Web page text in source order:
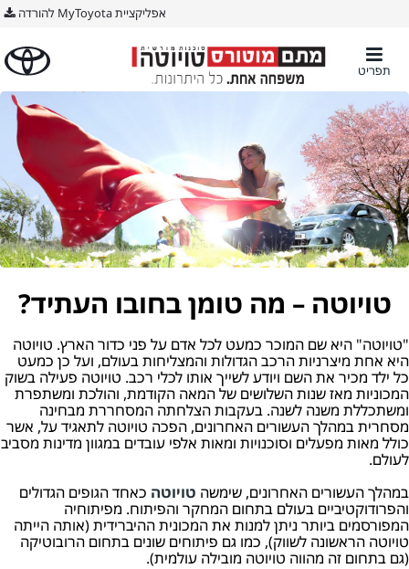
אפליקציית MyToyota להורדה
תפריט
טויוטה – מה טומן בחובו העתיד?
"טויוטה" היא שם המוכר כמעט לכל אדם על פני כדור הארץ. טויוטה
היא אחת מיצרניות הרכב הגדולות והמצליחות בעולם, ועל כן כמעט
כל ילד מכיר את השם ויודע לשייך אותו לכלי רכב. טויוטה פעילה בשוק
המכוניות מאז שנות השלושים של המאה הקודמת, והולכת ומשתפרת
ומשתכללת משנה לשנה. בעקבות הצלחתה המסחררת מבחינה
מסחרית במהלך העשורים האחרונים, הפכה טויוטה לתאגיד על, אשר
כולל מאות מפעלים וסוכנויות ומאות אלפי עובדים במגוון מדינות מסביב
לעולם.
במהלך העשורים האחרונים, שימשה טויוטה כאחד הגופים הגדולים
והפרודוקטיביים בעולם בתחום המחקר והפיתוח. מפיתוחיה
המפורסמים ביותר ניתן למנות את המכונית ההיברידית (אותה הייתה
טויוטה הראשונה לשווק), כמו גם פיתוחים שונים בתחום הרובוטיקה
(גם בתחום זה מהווה טויוטה מובילה עולמית).